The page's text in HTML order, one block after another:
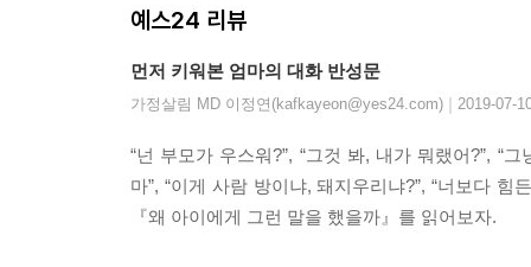
괴롭히는 말
생리학적인 이유를 이해해주세요
“이게 사람 방이냐, 돼지우리냐?”
더러운 방만큼 우울한 내면을 들여봐주세요
예스24 리뷰
먼저 키워본 엄마의 대화 반성문
가정살림 MD 이정연(kafkayeon@yes24.com) | 2019-07-
“넌 부모가 우스워?”, “그것 봐, 내가 뭐랬어?”, “
마”, “이게 사람 방이냐, 돼지우리냐?”, “너보다
『왜 아이에게 그런 말을 했을까』를 읽어보자.